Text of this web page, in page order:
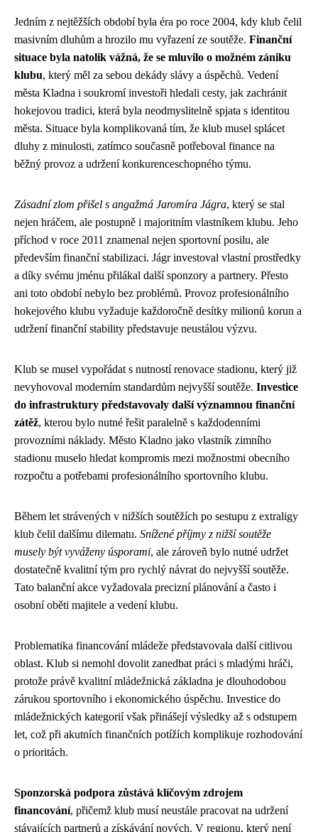
Jedním z nejtěžších období byla éra po roce 2004, kdy klub čelil
masivním dluhům a hrozilo mu vyřazení ze soutěže. Finanční
situace byla natolik vážná, že se mluvilo o možném zániku
klubu, který měl za sebou dekády slávy a úspěchů. Vedení
města Kladna i soukromí investoři hledali cesty, jak zachránit
hokejovou tradici, která byla neodmyslitelně spjata s identitou
města. Situace byla komplikovaná tím, že klub musel splácet
dluhy z minulosti, zatímco současně potřeboval finance na
běžný provoz a udržení konkurenceschopného týmu.
Zásadní zlom přišel s angažmá Jaromíra Jágra, který se stal
nejen hráčem, ale postupně i majoritním vlastníkem klubu. Jeho
příchod v roce 2011 znamenal nejen sportovní posilu, ale
především finanční stabilizaci. Jágr investoval vlastní prostředky
a díky svému jménu přilákal další sponzory a partnery. Přesto
ani toto období nebylo bez problémů. Provoz profesionálního
hokejového klubu vyžaduje každoročně desítky milionů korun a
udržení finanční stability představuje neustálou výzvu.
Klub se musel vypořádat s nutností renovace stadionu, který již
nevyhovoval moderním standardům nejvyšší soutěže. Investice
do infrastruktury představovaly další významnou finanční
zátěž, kterou bylo nutné řešit paralelně s každodenními
provozními náklady. Město Kladno jako vlastník zimního
stadionu muselo hledat kompromis mezi možnostmi obecního
rozpočtu a potřebami profesionálního sportovního klubu.
Během let strávených v nižších soutěžích po sestupu z extraligy
klub čelil dalšímu dilematu. Snížené příjmy z nižší soutěže
musely být vyváženy úsporami, ale zároveň bylo nutné udržet
dostatečně kvalitní tým pro rychlý návrat do nejvyšší soutěže.
Tato balanční akce vyžadovala precizní plánování a často i
osobní oběti majitele a vedení klubu.
Problematika financování mládeže představovala další citlivou
oblast. Klub si nemohl dovolit zanedbat práci s mladými hráči,
protože právě kvalitní mládežnická základna je dlouhodobou
zárukou sportovního i ekonomického úspěchu. Investice do
mládežnických kategorií však přinášejí výsledky až s odstupem
let, což při akutních finančních potížích komplikuje rozhodování
o prioritách.
Sponzorská podpora zůstává klíčovým zdrojem
financování, přičemž klub musí neustále pracovat na udržení
stávajících partnerů a získávání nových. V regionu, který není